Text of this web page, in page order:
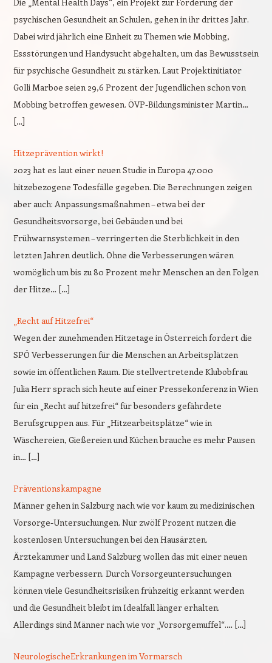
psychischen Gesundheit an Schulen, gehen in ihr drittes Jahr.
Dabei wird jährlich eine Einheit zu Themen wie Mobbing,
Essstörungen und Handysucht abgehalten, um das Bewusstsein
für psychische Gesundheit zu stärken. Laut Projektinitiator
Golli Marboe seien 29,6 Prozent der Jugendlichen schon von
Mobbing betroffen gewesen. ÖVP-Bildungsminister Martin…
[…]
Hitzeprävention wirkt!
2023 hat es laut einer neuen Studie in Europa 47.000
hitzebezogene Todesfälle gegeben. Die Berechnungen zeigen
aber auch: Anpassungsmaßnahmen – etwa bei der
Gesundheitsvorsorge, bei Gebäuden und bei
Frühwarnsystemen – verringerten die Sterblichkeit in den
letzten Jahren deutlich. Ohne die Verbesserungen wären
womöglich um bis zu 80 Prozent mehr Menschen an den Folgen
der Hitze… […]
„Recht auf Hitzefrei“
Wegen der zunehmenden Hitzetage in Österreich fordert die
SPÖ Verbesserungen für die Menschen an Arbeitsplätzen
sowie im öffentlichen Raum. Die stellvertretende Klubobfrau
Julia Herr sprach sich heute auf einer Pressekonferenz in Wien
für ein „Recht auf hitzefrei“ für besonders gefährdete
Berufsgruppen aus. Für „Hitzearbeitsplätze“ wie in
Wäschereien, Gießereien und Küchen brauche es mehr Pausen
in… […]
Präventionskampagne
Männer gehen in Salzburg nach wie vor kaum zu medizinischen
Vorsorge-Untersuchungen. Nur zwölf Prozent nutzen die
kostenlosen Untersuchungen bei den Hausärzten.
Ärztekammer und Land Salzburg wollen das mit einer neuen
Kampagne verbessern. Durch Vorsorgeuntersuchungen
können viele Gesundheitsrisiken frühzeitig erkannt werden
und die Gesundheit bleibt im Idealfall länger erhalten.
Allerdings sind Männer nach wie vor „Vorsorgemuffel“.… […]
NeurologischeErkrankungen im Vormarsch